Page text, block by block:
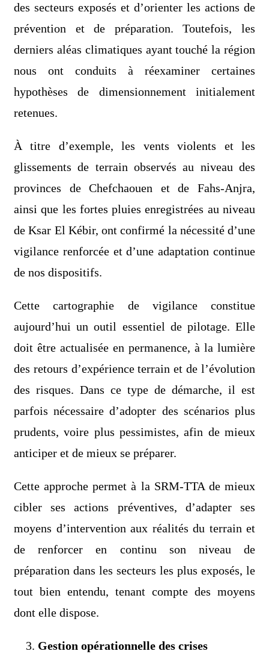
des secteurs exposés et d’orienter les actions de
prévention et de préparation. Toutefois, les
derniers aléas climatiques ayant touché la région
nous ont conduits à réexaminer certaines
hypothèses de dimensionnement initialement
retenues.
À titre d’exemple, les vents violents et les
glissements de terrain observés au niveau des
provinces de Chefchaouen et de Fahs-Anjra,
ainsi que les fortes pluies enregistrées au niveau
de Ksar El Kébir, ont confirmé la nécessité d’une
vigilance renforcée et d’une adaptation continue
de nos dispositifs.
Cette cartographie de vigilance constitue
aujourd’hui un outil essentiel de pilotage. Elle
doit être actualisée en permanence, à la lumière
des retours d’expérience terrain et de l’évolution
des risques. Dans ce type de démarche, il est
parfois nécessaire d’adopter des scénarios plus
prudents, voire plus pessimistes, afin de mieux
anticiper et de mieux se préparer.
Cette approche permet à la SRM-TTA de mieux
cibler ses actions préventives, d’adapter ses
moyens d’intervention aux réalités du terrain et
de renforcer en continu son niveau de
préparation dans les secteurs les plus exposés, le
tout bien entendu, tenant compte des moyens
dont elle dispose.
Gestion opérationnelle des crises